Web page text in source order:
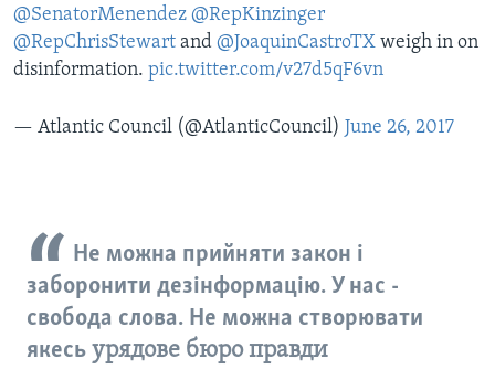
@SenatorMenendez @RepKinzinger
@RepChrisStewart and @JoaquinCastroTX weigh in on
disinformation. pic.twitter.com/v27d5qF6vn
— Atlantic Council (@AtlanticCouncil) June 26, 2017
Не можна прийняти закон і
заборонити дезінформацію. У нас -
свобода слова. Не можна створювати
якесь урядове бюро правди